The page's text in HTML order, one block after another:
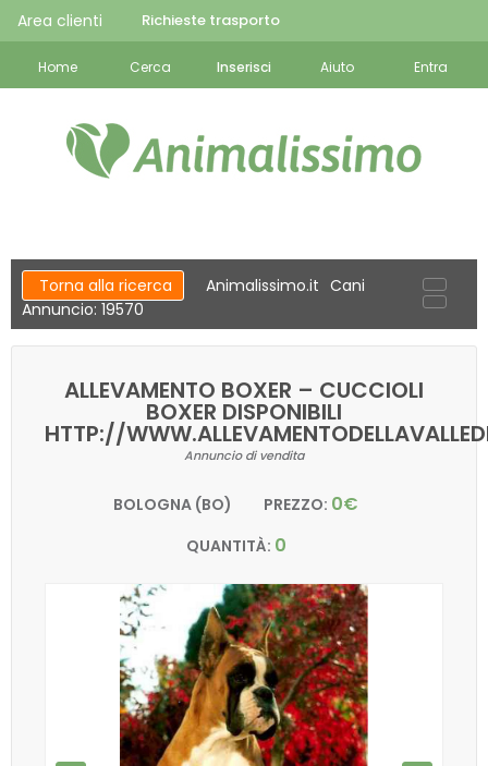
Area clienti Richieste trasporto
Home Cerca Inserisci Aiuto Entra
Torna alla ricerca Animalissimo.it Cani
Annuncio: 19570
ALLEVAMENTO BOXER – CUCCIOLI
BOXER DISPONIBILI
HTTP://
Annuncio di vendita
BOLOGNA (BO) PREZZO: 0€
QUANTITÀ: 0